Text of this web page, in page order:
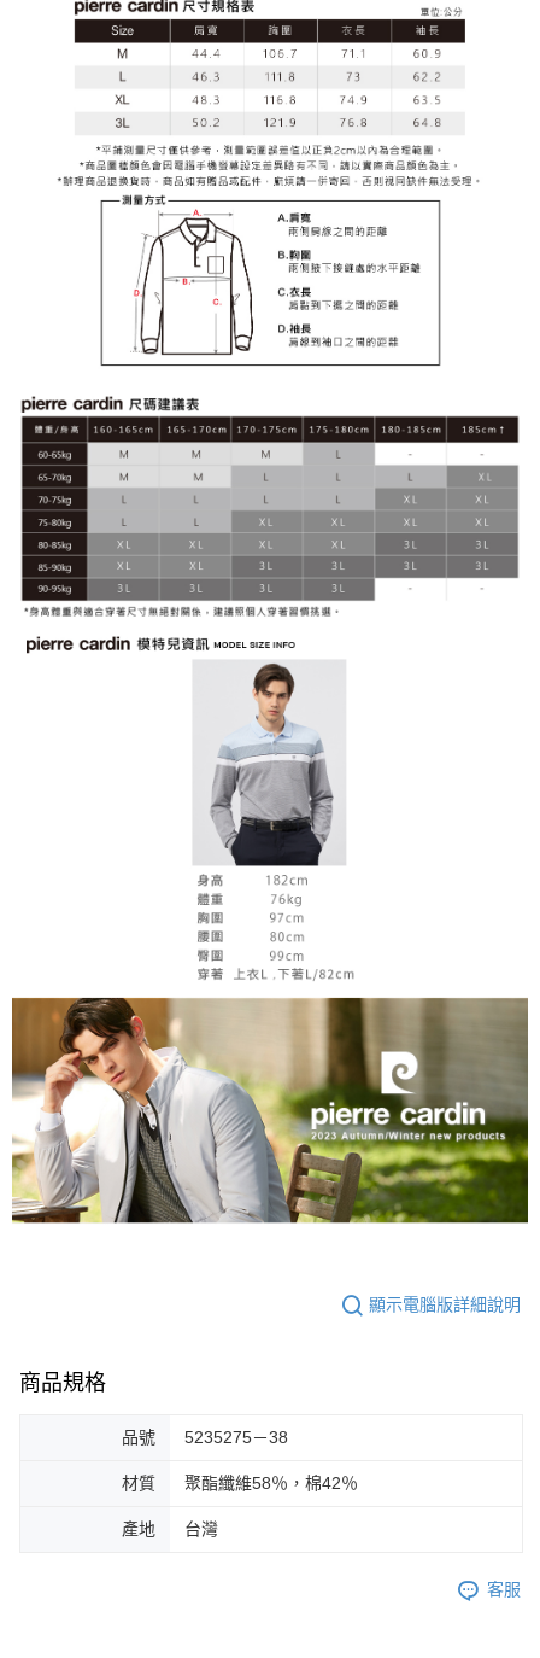
顯示電腦版詳細說明
商品規格
品號 5235275－38
材質 聚酯纖維58％，棉42％
產地 台灣
客服